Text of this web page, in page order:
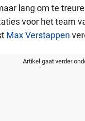
lang om te
voor het team
Max Verstappen
Artikel gaat verder